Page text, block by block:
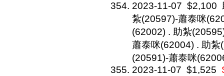
2023-11-07 $2,100
紮(20597)-蕭泰咪
(62002) . 助紮
蕭泰咪(62004) . 助
(20591)-蕭泰咪
2023-11-07 $1,525